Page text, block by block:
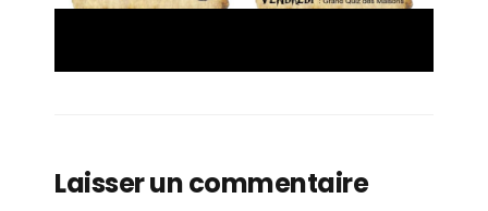
Laisser un commentaire